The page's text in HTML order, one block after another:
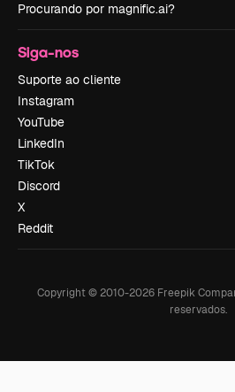
Procurando por magnific.ai?
Siga-nos
Suporte ao cliente
Instagram
YouTube
LinkedIn
TikTok
Discord
X
Reddit
Copyright © 2010-2026Freepik
reservados.